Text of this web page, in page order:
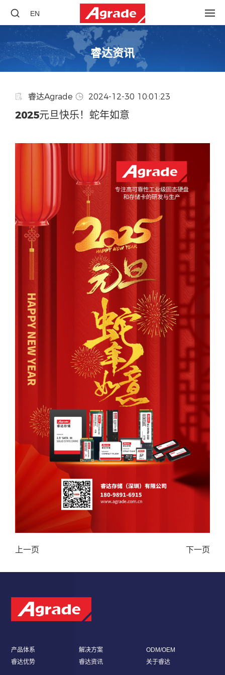
EN
睿达资讯
睿达Agrade 2024-12-30 10:01:23
2025元旦快乐！蛇年如意
上一页 下一页
产品体系 解决方案
ODM/OEM
睿达优势
睿达资讯 关于睿达